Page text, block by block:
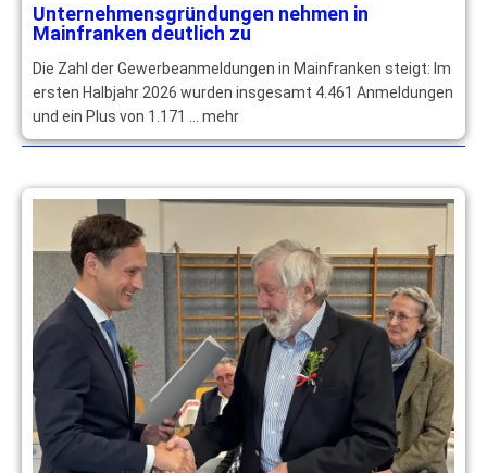
Unternehmensgründungen nehmen in
Mainfranken deutlich zu
Die Zahl der Gewerbeanmeldungen in Mainfranken steigt: Im
ersten Halbjahr 2026 wurden insgesamt 4.461 Anmeldungen
und ein Plus von 1.171 … mehr